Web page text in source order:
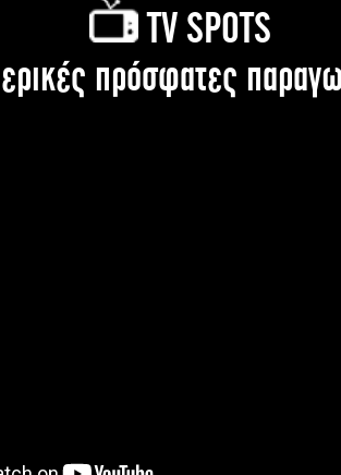
TV SPOTS
πρόσφατες